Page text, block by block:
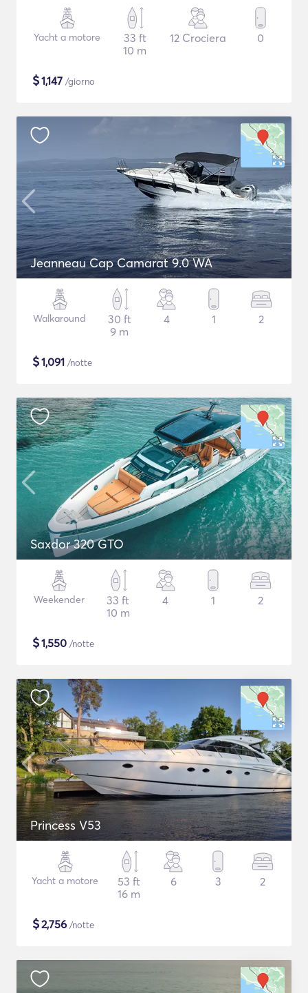
Yacht a motore
33 ft
10 m
12 Crociera 0
$1,147 /giorno
Jeanneau Cap Camarat 9.0 WA
Walkaround
30 ft
9 m
4 1 2
$1,091 /notte
Saxdor 320 GTO
Weekender
33 ft
10 m
4 1 2
$1,550 /notte
Princess V53
Yacht a motore
53 ft
16 m
6 3 2
$2,756 /notte